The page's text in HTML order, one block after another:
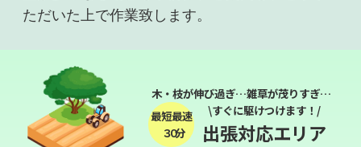
ただいた上で作業致します。
木・枝が伸び過ぎ…雑草が茂りすぎ…
最短最速
３０分
\すぐに駆けつけます！/
出張対応エリア